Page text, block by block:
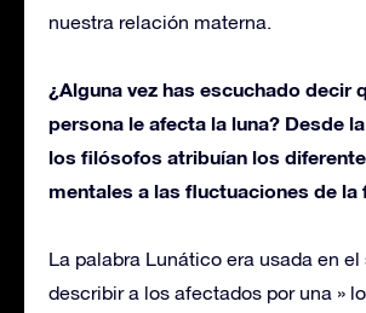
nuestra relación materna.
¿Alguna vez has escuchado decir
persona le afecta la luna? Desde
los filósofos atribuían los
mentales a las fluctuaciones de la
La palabra Lunático era usada en el
describir a los afectados por una »